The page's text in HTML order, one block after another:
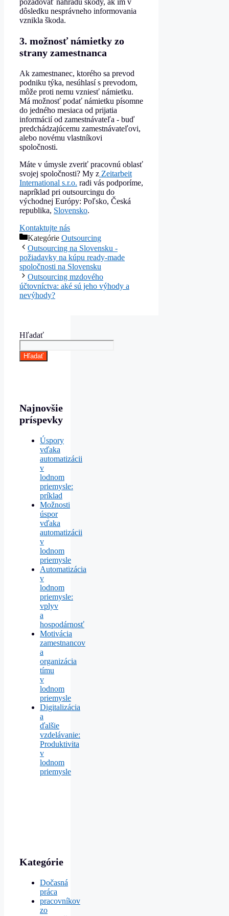
požadovať náhradu škody, ak im v
dôsledku nesprávneho informovania
vznikla škoda.
3. možnosť námietky zo
strany zamestnanca
Ak zamestnanec, ktorého sa prevod
podniku týka, nesúhlasí s prevodom,
môže proti nemu vzniesť námietku.
Má možnosť podať námietku písomne
do jedného mesiaca od prijatia
informácií od zamestnávateľa - buď
predchádzajúcemu zamestnávateľovi,
alebo novému vlastníkovi
spoločnosti.
Máte v úmysle zveriť pracovnú oblasť
svojej spoločnosti? My z Zeitarbeit
International s.r.o. radi vás podporíme,
napríklad pri outsourcingu do
východnej Európy: Poľsko, Česká
republika, Slovensko.
Kontaktujte nás
Kategórie Outsourcing
Outsourcing na Slovensku -
požiadavky na kúpu ready-made
spoločnosti na Slovensku
Outsourcing mzdového
účtovníctva: aké sú jeho výhody a
nevýhody?
Hľadať
Hľadať
Najnovšie
príspevky
Úspory
vďaka
automatizácii
v
lodnom
priemysle:
príklad
Možnosti
úspor
vďaka
automatizácii
v
lodnom
priemysle
Automatizácia
v
lodnom
priemysle:
vplyv
a
hospodárnosť
Motivácia
zamestnancov
a
organizácia
tímu
v
lodnom
priemysle
Digitalizácia
a
ďalšie
vzdelávanie:
Produktivita
v
lodnom
priemysle
Kategórie
Dočasná
práca
pracovníkov
zo